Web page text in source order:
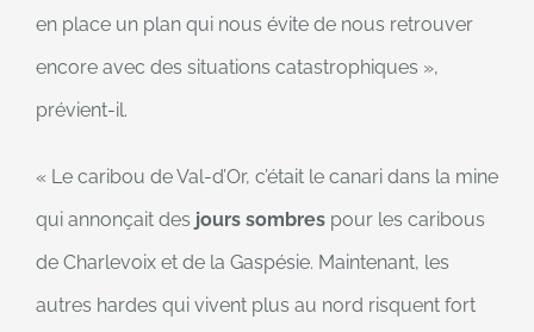
en place un plan qui nous évite de nous retrouver
encore avec des situations catastrophiques »,
prévient-il.
« Le caribou de Val-d’Or, c’était le canari dans la mine
qui annonçait des jours sombres pour les caribous
de Charlevoix et de la Gaspésie. Maintenant, les
autres hardes qui vivent plus au nord risquent fort